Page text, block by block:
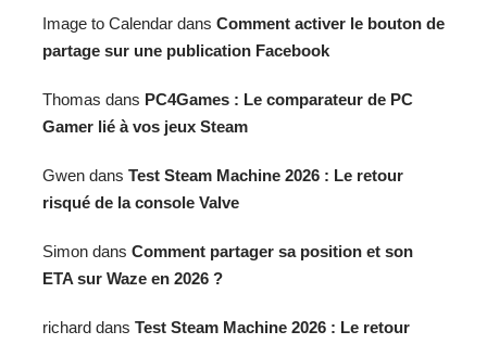
Image to Calendar dans Comment activer le bouton de
partage sur une publication Facebook
Thomas dans PC4Games : Le comparateur de PC
Gamer lié à vos jeux Steam
Gwen dans Test Steam Machine 2026 : Le retour
risqué de la console Valve
Simon dans Comment partager sa position et son
ETA sur Waze en 2026 ?
richard dans Test Steam Machine 2026 : Le retour